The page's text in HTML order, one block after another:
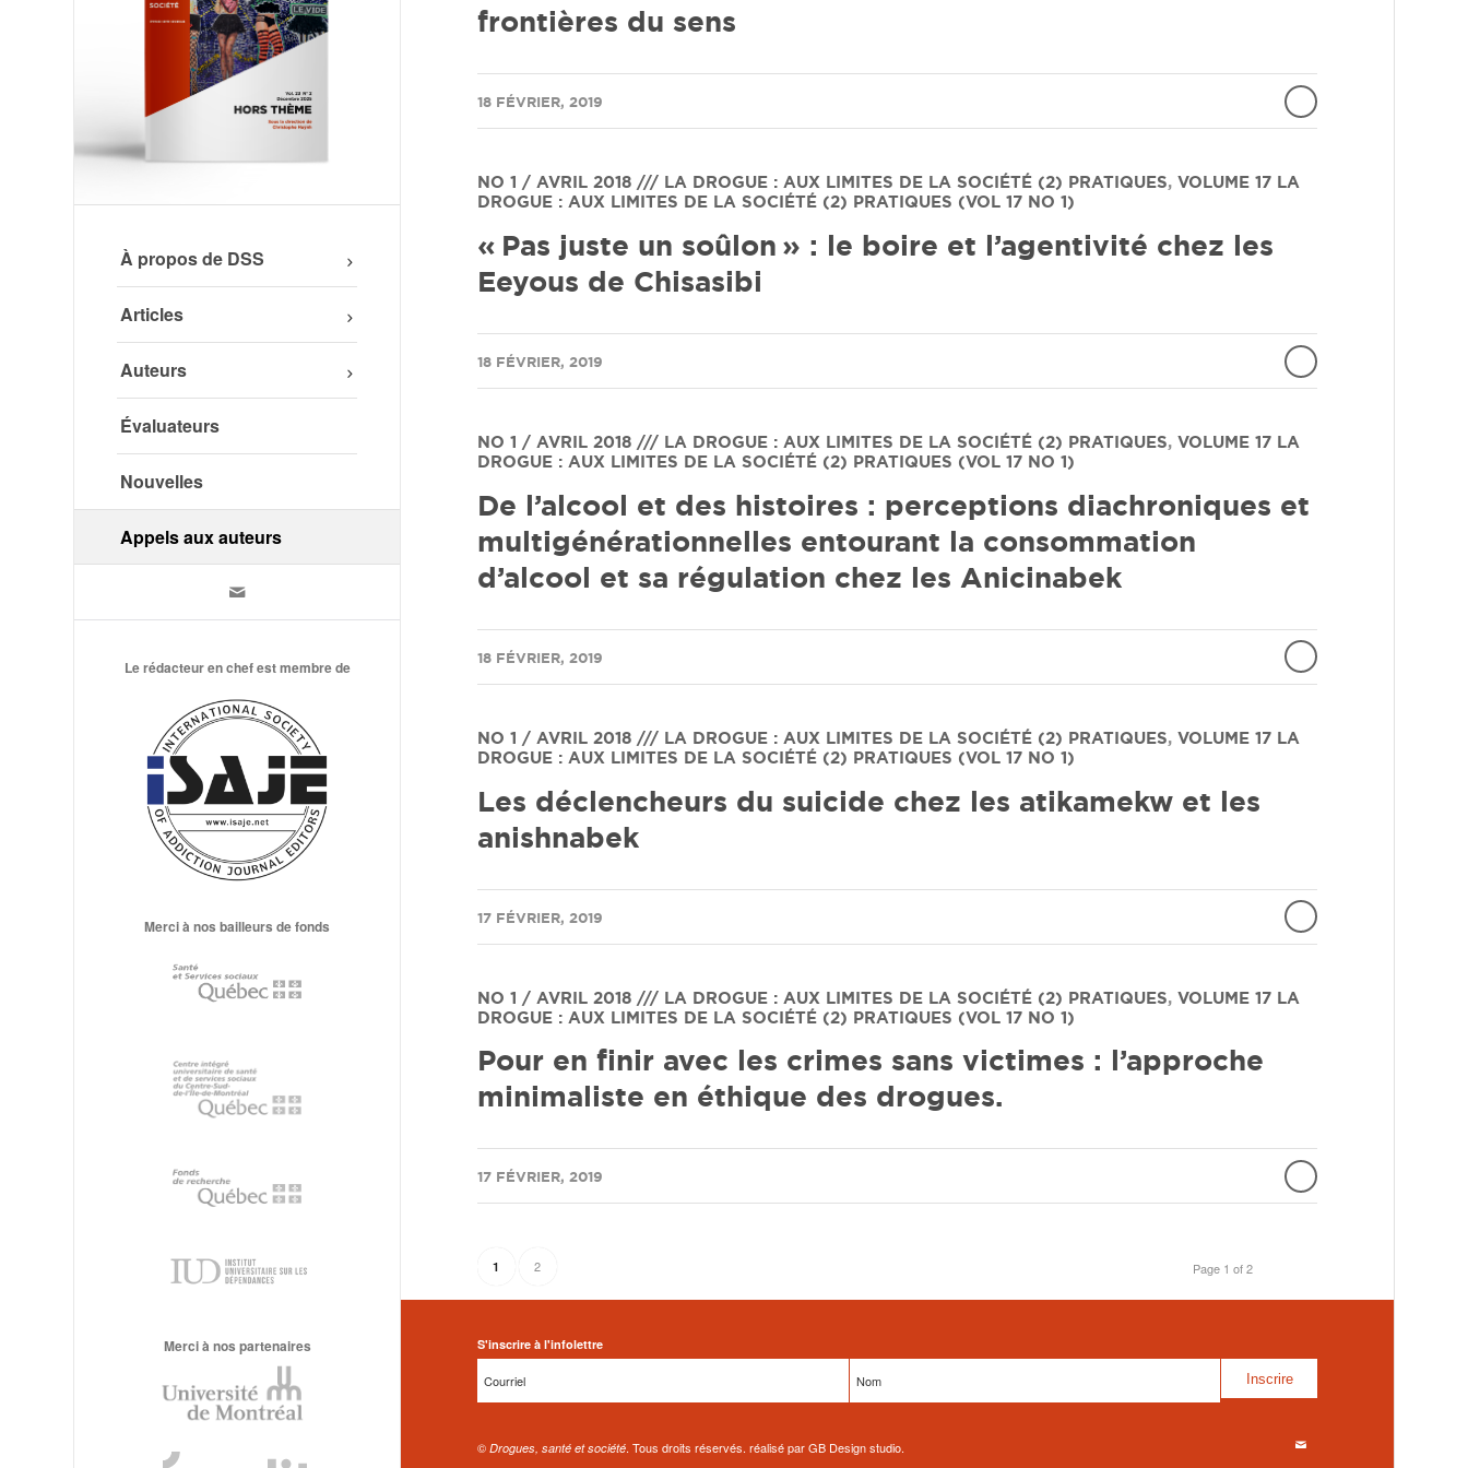
À propos de DSS
Articles
Auteurs
Évaluateurs
Nouvelles
Appels aux auteurs
Le rédacteur en chef est membre de
Merci à nos bailleurs de fonds
Merci à nos partenaires
frontières du sens
18 FÉVRIER, 2019
/
NO 1 / AVRIL 2018 /// LA DROGUE : AUX LIMITES DE LA SOCIÉTÉ (2) PRATIQUES, VOLUME 17 LA
DROGUE : AUX LIMITES DE LA SOCIÉTÉ (2) PRATIQUES (VOL 17 NO 1)
« Pas juste un soûlon » : le boire et l’agentivité chez les
Eeyous de Chisasibi
18 FÉVRIER, 2019
/
NO 1 / AVRIL 2018 /// LA DROGUE : AUX LIMITES DE LA SOCIÉTÉ (2) PRATIQUES, VOLUME 17 LA
DROGUE : AUX LIMITES DE LA SOCIÉTÉ (2) PRATIQUES (VOL 17 NO 1)
De l’alcool et des histoires : perceptions diachroniques et
multigénérationnelles entourant la consommation
d’alcool et sa régulation chez les Anicinabek
18 FÉVRIER, 2019
/
NO 1 / AVRIL 2018 /// LA DROGUE : AUX LIMITES DE LA SOCIÉTÉ (2) PRATIQUES, VOLUME 17 LA
DROGUE : AUX LIMITES DE LA SOCIÉTÉ (2) PRATIQUES (VOL 17 NO 1)
Les déclencheurs du suicide chez les atikamekw et les
anishnabek
17 FÉVRIER, 2019
/
NO 1 / AVRIL 2018 /// LA DROGUE : AUX LIMITES DE LA SOCIÉTÉ (2) PRATIQUES, VOLUME 17 LA
DROGUE : AUX LIMITES DE LA SOCIÉTÉ (2) PRATIQUES (VOL 17 NO 1)
Pour en finir avec les crimes sans victimes : l’approche
minimaliste en éthique des drogues.
17 FÉVRIER, 2019
/
Page 1 of 2
1 2
S'inscrire à l'infolettre
© Drogues, santé et société. Tous droits réservés. réalisé par GB Design studio.